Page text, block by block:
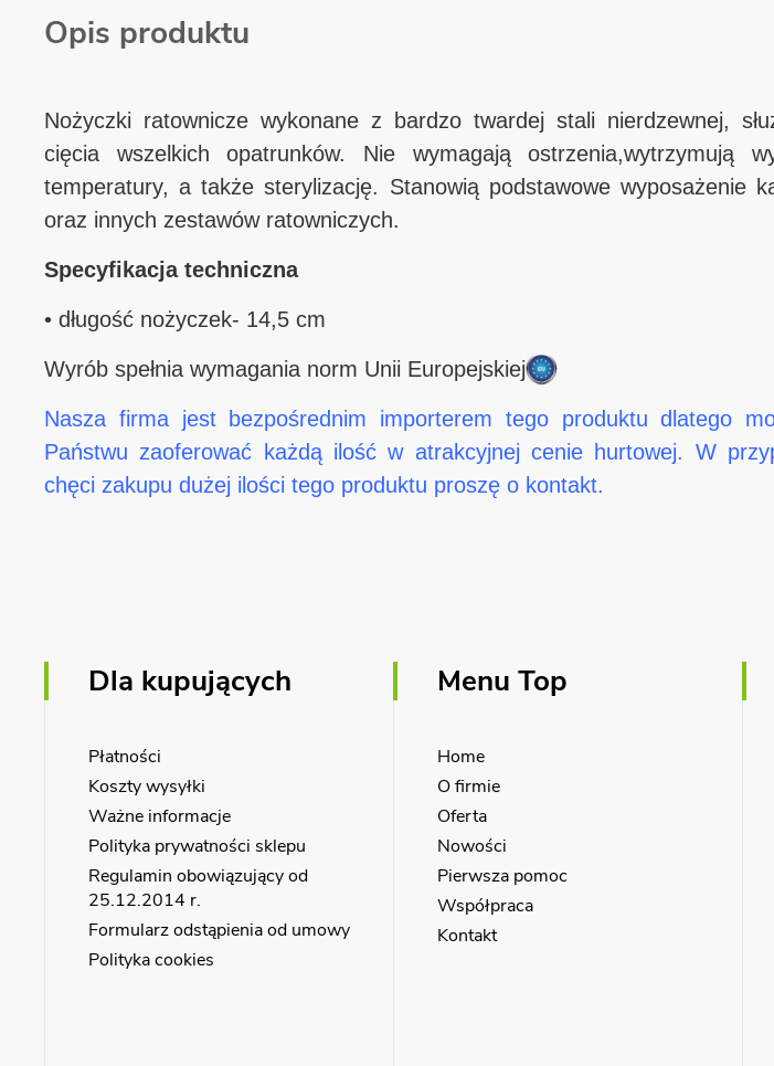
Opis produktu
Nożyczki ratownicze wykonane z bardzo twardej stali nierdzewnej,
cięcia wszelkich opatrunków. Nie wymagają ostrzenia,wytrzymują
temperatury, a także sterylizację. Stanowią podstawowe wyposażenie
oraz innych zestawów ratowniczych.
Specyfikacja techniczna
• długość nożyczek- 14,5 cm
Wyrób spełnia wymagania norm Unii Europejskiej
Nasza firma jest bezpośrednim importerem tego produktu dlatego
Państwu zaoferować każdą ilość w atrakcyjnej cenie hurtowej. W
chęci zakupu dużej ilości tego produktu proszę o kontakt.
Dla kupujących
Płatności
Koszty wysyłki
Ważne informacje
Polityka prywatności sklepu
Regulamin obowiązujący od
25.12.2014 r.
Formularz odstąpienia od umowy
Polityka cookies
Menu Top
Home
O firmie
Oferta
Nowości
Pierwsza pomoc
Współpraca
Kontakt